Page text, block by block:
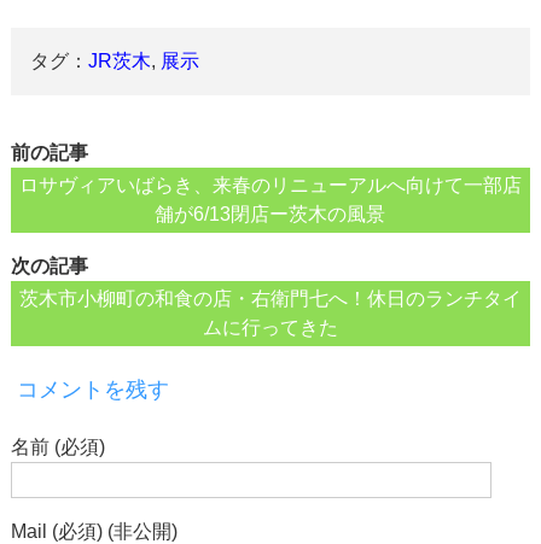
タグ：JR茨木, 展示
前の記事
ロサヴィアいばらき、来春のリニューアルへ向けて一部店
舗が6/13閉店ー茨木の風景
次の記事
茨木市小柳町の和食の店・右衛門七へ！休日のランチタイ
ムに行ってきた
コメントを残す
名前 (必須)
Mail (必須) (非公開)